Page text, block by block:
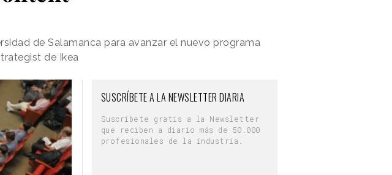
de Salamanca para avanzar el nuevo programa
de Ikea
SUSCRÍBETE A LA NEWSLETTER DIARIA
Suscríbete gratis a la Newsletter
que reciben a diario más de 50.000
profesionales de la industria.